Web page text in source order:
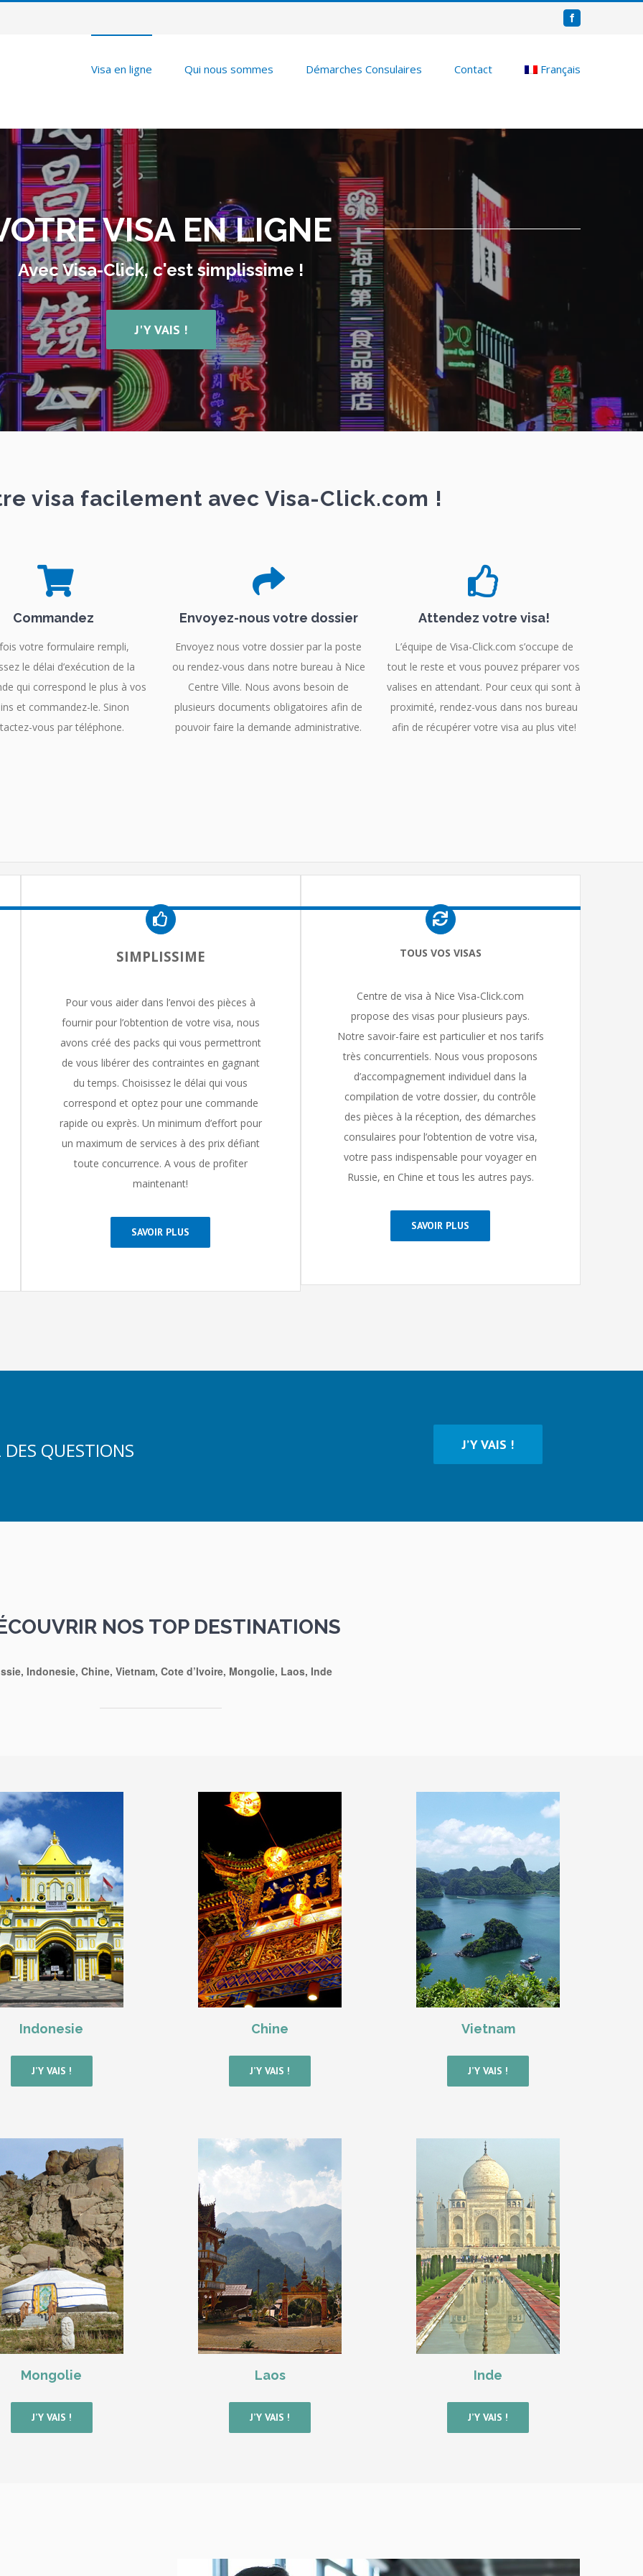
Visa en ligne Qui nous sommes Démarches Consulaires Contact Français
VISA EN LIGNE
Avec Visa-Click, c'est simplissime !
J'Y VAIS !
visa facilement avec Visa-Click.com !
Commandez
votre formulaire rempli,
le délai d’exécution de la
qui correspond le plus à vos
et commandez-le. Sinon
vous par téléphone.
Envoyez-nous votre dossier
Envoyez nous votre dossier par la poste
ou rendez-vous dans notre bureau à Nice
Centre Ville. Nous avons besoin de
plusieurs documents obligatoires afin de
pouvoir faire la demande administrative.
Attendez votre visa!
L’équipe de Visa-Click.com s’occupe de
tout le reste et vous pouvez préparer vos
valises en attendant. Pour ceux qui sont à
proximité, rendez-vous dans nos bureau
afin de récupérer votre visa au plus vite!
SIMPLISSIME
Pour vous aider dans l’envoi des pièces à
fournir pour l’obtention de votre visa, nous
avons créé des packs qui vous permettront
de vous libérer des contraintes en gagnant
du temps. Choisissez le délai qui vous
correspond et optez pour une commande
rapide ou exprès. Un minimum d’effort pour
un maximum de services à des prix défiant
toute concurrence. A vous de profiter
maintenant!
SAVOIR PLUS
TOUS VOS VISAS
Centre de visa à Nice Visa-Click.com
propose des visas pour plusieurs pays.
Notre savoir-faire est particulier et nos tarifs
très concurrentiels. Nous vous proposons
d’accompagnement individuel dans la
compilation de votre dossier, du contrôle
des pièces à la réception, des démarches
consulaires pour l’obtention de votre visa,
votre pass indispensable pour voyager en
Russie, en Chine et tous les autres pays.
SAVOIR PLUS
QUESTIONS J’Y VAIS !
NOS TOP DESTINATIONS
Indonesie, Chine, Vietnam, Cote d’Ivoire, Mongolie, Laos, Inde
Indonesie
J’Y VAIS !
Chine
J’Y VAIS !
Vietnam
J’Y VAIS !
Mongolie
J’Y VAIS !
Laos
J’Y VAIS !
Inde
J’Y VAIS !